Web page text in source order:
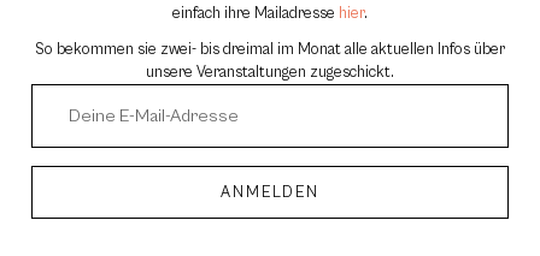
einfach ihre Mailadresse hier.
So bekommen sie zwei- bis dreimal im Monat alle aktuellen Infos über
unsere Veranstaltungen zugeschickt.
ANMELDEN